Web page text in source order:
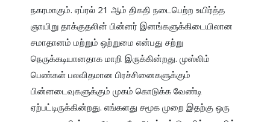
நகரமாகும். ஏப்ரல் 21 ஆம் திகதி நடைபெற்ற உயிர்த்த
ஞாயிறு தாக்குதலின் பின்னர் இனங்களுக்கிடையிலான
சமாதானம் மற்றும் ஒற்றுமை என்பது சற்று
நெருக்கடியானதாக மாறி இருக்கின்றது. முஸ்லிம்
பெண்கள் பலவிதமான பிரச்சினைகளுக்கும்
பின்னடைவுகளுக்கும் முகம் கொடுக்க வேண்டி
ஏற்பட்டிருக்கின்றது. எங்களது சமூக முறை இதற்கு ஒரு